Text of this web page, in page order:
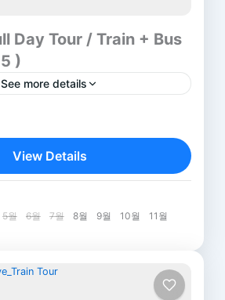
Day Tour / Train + Bus
)
See more details
us.
Buddihist Temple
ro, Gyeongju-si, GPlease
Observatory
View Details
5월 6월 7월 8월 9월 10월
11월